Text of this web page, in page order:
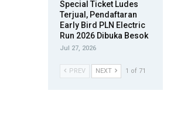
Special Ticket Ludes
Terjual, Pendaftaran
Early Bird PLN Electric
Run 2026 Dibuka Besok
Jul 27, 2026
PREV NEXT 1 of 71